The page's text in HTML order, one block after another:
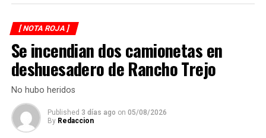
La circulación en la zona se vio afectada por algunos
minutos mientras se realizaban las labores de auxilio y el
levantamiento de indicios por parte de las autoridades.
Posteriormente, el tránsito fue restablecido de manera
normal.
elementos de la Secretaría de Marina (Semar) y de la
Secretaría de Seguridad Pública (SSP), quienes
ejecutaron una revisión en las instalaciones de la
corporación municipal.
Durante la inspección, los efectivos localizaron diversas
dosis de droga presuntamente destinadas al
narcomenudeo, por lo que los policías fueron
asegurados y puestos a disposición de la Fiscalía
Regional para el inicio de las investigaciones
[ NOTA ROJA ]
Se incendian dos camionetas en
deshuesadero de Rancho Trejo
No hubo heridos
Published 3 días ago on 05/08/2026
By Redaccion